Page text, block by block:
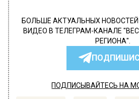
БОЛЬШЕ АКТУАЛЬНЫХ
ВИДЕО В ТЕЛЕГРАМ-КАНАЛЕ
РЕГИОНА".
ПОДПИСЫВАЙТЕСЬ НА